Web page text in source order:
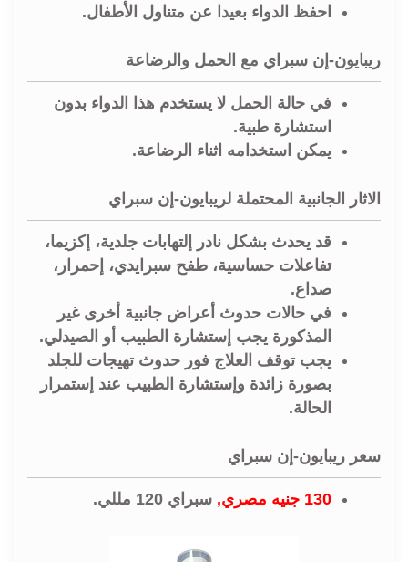
احفظ الدواء بعيدا عن متناول الأطفال.
ريبايون-إن سبراي مع الحمل والرضاعة
في حالة الحمل لا يستخدم هذا الدواء بدون
استشارة طبية.
يمكن استخدامه اثناء الرضاعة.
الاثار الجانبية المحتملة لريبايون-إن سبراي
قد يحدث بشكل نادر إلتهابات جلدية، إكزيما،
تفاعلات حساسية، طفح سبرايدي، إحمرار،
صداع.
في حالات حدوث أعراض جانبية أخرى غير
المذكورة يجب إستشارة الطبيب أو الصيدلي.
يجب توقف العلاج فور حدوث تهيجات للجلد
بصورة زائدة وإستشارة الطبيب عند إستمرار
الحالة.
سعر ريبايون-إن سبراي
130 جنيه مصري, سبراي 120 مللي.